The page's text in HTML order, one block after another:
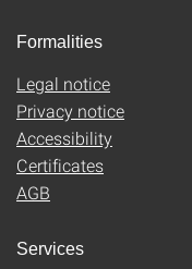
Formalities
Legal notice
Privacy notice
Accessibility
Certificates
AGB
Services